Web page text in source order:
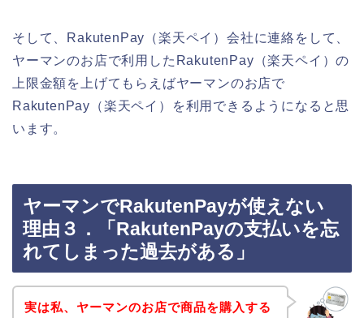
そして、RakutenPay（楽天ペイ）会社に連絡をして、
ヤーマンのお店で利用したRakutenPay（楽天ペイ）の
上限金額を上げてもらえばヤーマンのお店で
RakutenPay（楽天ペイ）を利用できるようになると思
います。
ヤーマンでRakutenPayが使えない
理由３．「RakutenPayの支払いを忘
れてしまった過去がある」
実は私、ヤーマンのお店で商品を購入する